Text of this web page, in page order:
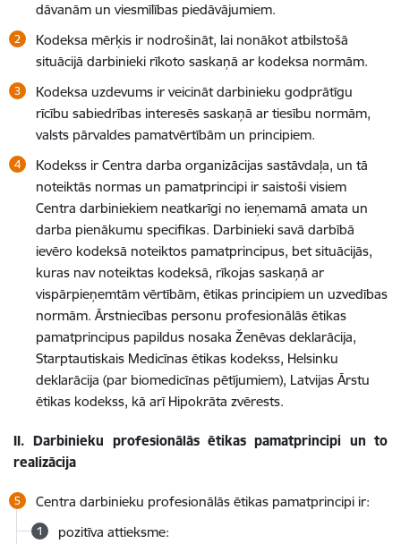
dāvanām un viesmīlības piedāvājumiem.
Kodeksa mērķis ir nodrošināt, lai nonākot atbilstošā
situācijā darbinieki rīkoto saskaņā ar kodeksa normām.
Kodeksa uzdevums ir veicināt darbinieku godprātīgu
rīcību sabiedrības interesēs saskaņā ar tiesību normām,
valsts pārvaldes pamatvērtībām un principiem.
Kodekss ir Centra darba organizācijas sastāvdaļa, un tā
noteiktās normas un pamatprincipi ir saistoši visiem
Centra darbiniekiem neatkarīgi no ieņemamā amata un
darba pienākumu specifikas. Darbinieki savā darbībā
ievēro kodeksā noteiktos pamatprincipus, bet situācijās,
kuras nav noteiktas kodeksā, rīkojas saskaņā ar
vispārpieņemtām vērtībām, ētikas principiem un uzvedības
normām. Ārstniecības personu profesionālās ētikas
pamatprincipus papildus nosaka Ženēvas deklarācija,
Starptautiskais Medicīnas ētikas kodekss, Helsinku
deklarācija (par biomedicīnas pētījumiem), Latvijas Ārstu
ētikas kodekss, kā arī Hipokrāta zvērests.
II. Darbinieku profesionālās ētikas pamatprincipi un to
realizācija
Centra darbinieku profesionālās ētikas pamatprincipi ir:
pozitīva attieksme: